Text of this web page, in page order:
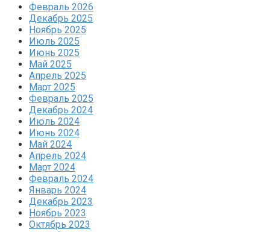
Февраль 2026
Декабрь 2025
Ноябрь 2025
Июль 2025
Июнь 2025
Май 2025
Апрель 2025
Март 2025
Февраль 2025
Декабрь 2024
Июль 2024
Июнь 2024
Май 2024
Апрель 2024
Март 2024
Февраль 2024
Январь 2024
Декабрь 2023
Ноябрь 2023
Октябрь 2023